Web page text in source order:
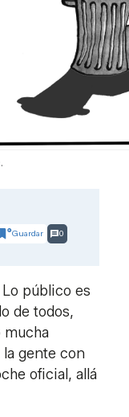
Guardar 0
público es
de todos,
mucha
gente con
oficial, allá